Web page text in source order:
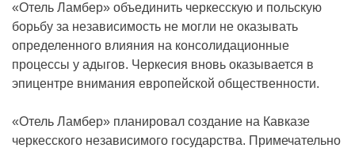
«Отель Ламбер» объединить черкесскую и польскую
борьбу за независимость не могли не оказывать
определенного влияния на консолидационные
процессы у адыгов. Черкесия вновь оказывается в
эпицентре внимания европейской общественности.
«Отель Ламбер» планировал создание на Кавказе
черкесского независимого государства. Примечательно